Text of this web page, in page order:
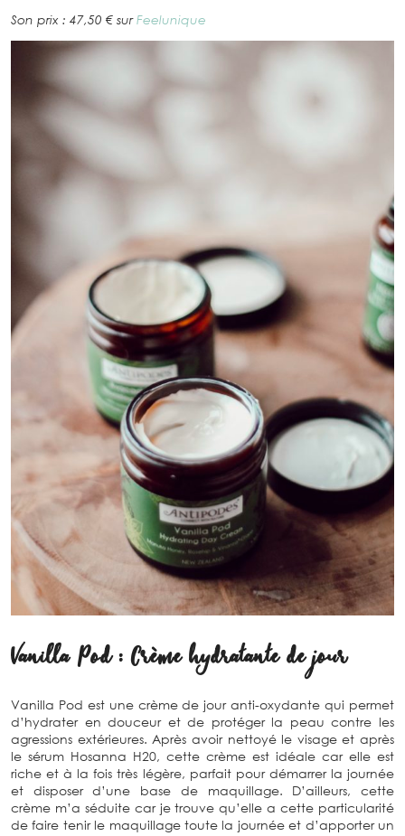
Son prix : 47,50 € surFeelunique
Vanilla Pod : Crème hydratante de jour
Vanilla Pod est une crème de jour anti-oxydante qui permet
d’hydrater en douceur et de protéger la peau contre les
agressions extérieures. Après avoir nettoyé le visage et après
le sérum Hosanna H20, cette crème est idéale car elle est
riche et à la fois très légère, parfait pour démarrer la journée
et disposer d’une base de maquillage. D’ailleurs, cette
crème m’a séduite car je trouve qu’elle a cette particularité
de faire tenir le maquillage toute la journée et d’apporter un